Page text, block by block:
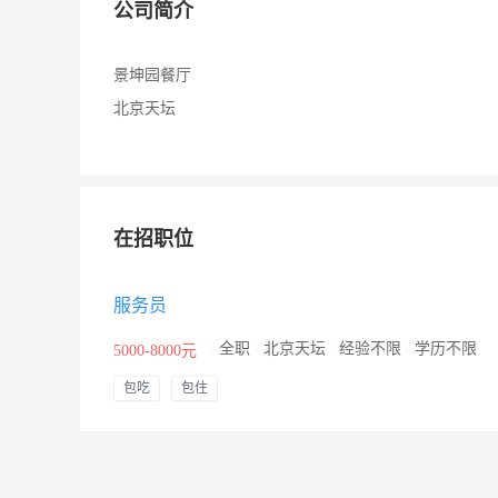
公司简介
景坤园餐厅
北京天坛
在招职位
服务员
5000-8000元 全职 北京天坛 经验不限 学历不限
包吃 包住